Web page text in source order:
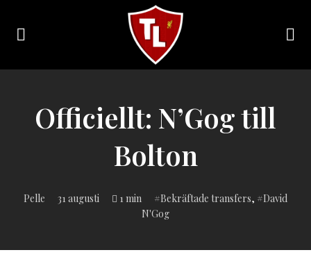
Sveriges
online
magazine!
Officiellt: N’Gog till
Bolton
Pelle 31 augusti 1 min
Inlagd
i:
Bekräftade transfers,
David
N'Gog